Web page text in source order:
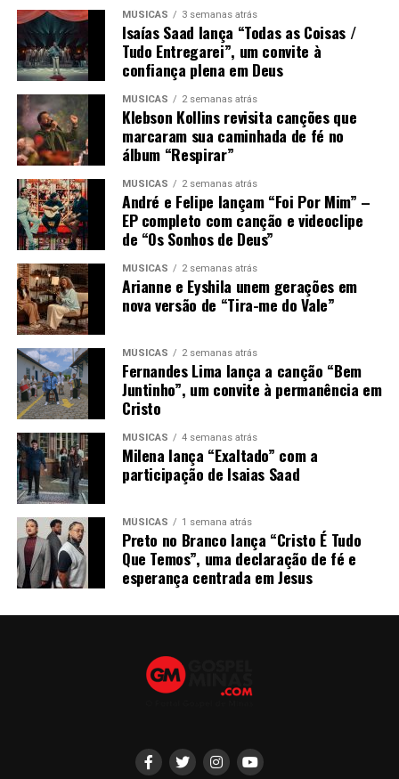
MÚSICAS 3 semanas atrás
Isaías Saad lança “Todas as Coisas /
Tudo Entregarei”, um convite à
confiança plena em Deus
MÚSICAS 2 semanas atrás
Klebson Kollins revisita canções que
marcaram sua caminhada de fé no
álbum “Respirar”
MÚSICAS 2 semanas atrás
André e Felipe lançam “Foi Por Mim” –
EP completo com canção e videoclipe
de “Os Sonhos de Deus”
MÚSICAS 2 semanas atrás
Arianne e Eyshila unem gerações em
nova versão de “Tira-me do Vale”
MÚSICAS 2 semanas atrás
Fernandes Lima lança a canção “Bem
Juntinho”, um convite à permanência em
Cristo
MÚSICAS 4 semanas atrás
Milena lança “Exaltado” com a
participação de Isaias Saad
MÚSICAS 1 semana atrás
Preto no Branco lança “Cristo É Tudo
Que Temos”, uma declaração de fé e
esperança centrada em Jesus